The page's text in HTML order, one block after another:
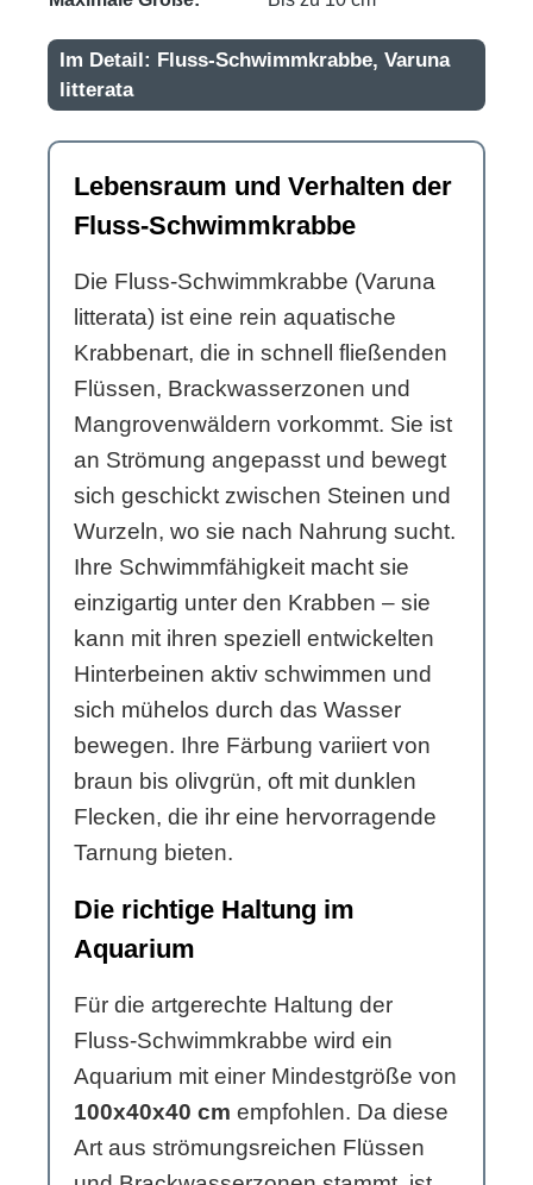
Im Detail: Fluss-Schwimmkrabbe, Varuna
litterata
Lebensraum und Verhalten der
Fluss-Schwimmkrabbe
Die Fluss-Schwimmkrabbe (Varuna
litterata) ist eine rein aquatische
Krabbenart, die in schnell fließenden
Flüssen, Brackwasserzonen und
Mangrovenwäldern vorkommt. Sie ist
an Strömung angepasst und bewegt
sich geschickt zwischen Steinen und
Wurzeln, wo sie nach Nahrung sucht.
Ihre Schwimmfähigkeit macht sie
einzigartig unter den Krabben – sie
kann mit ihren speziell entwickelten
Hinterbeinen aktiv schwimmen und
sich mühelos durch das Wasser
bewegen. Ihre Färbung variiert von
braun bis olivgrün, oft mit dunklen
Flecken, die ihr eine hervorragende
Tarnung bieten.
Die richtige Haltung im
Aquarium
Für die artgerechte Haltung der
Fluss-Schwimmkrabbe wird ein
Aquarium mit einer Mindestgröße von
100x40x40 cm empfohlen. Da diese
Art aus strömungsreichen Flüssen